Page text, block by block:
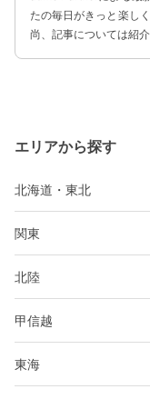
たの毎日がきっと楽し
尚、記事については紹
エリアから探す
北海道・東北
関東
北陸
甲信越
東海